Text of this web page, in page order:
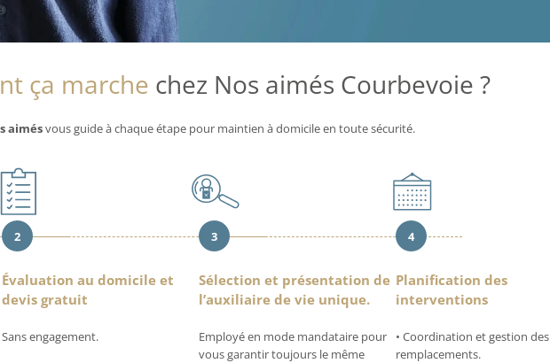
ça marche chez Nos aimés Courbevoie ?
aimésvous guide à chaque étape pour maintien à domicile en toute sécurité.
2
Évaluation au domicile et
devis gratuit
Sans engagement.
3
Sélection et présentation de
l’auxiliaire de vie unique.
Employé en mode mandataire pour
vous garantir toujours le même
4
Planification des
interventions
• Coordination et gestion des
remplacements.